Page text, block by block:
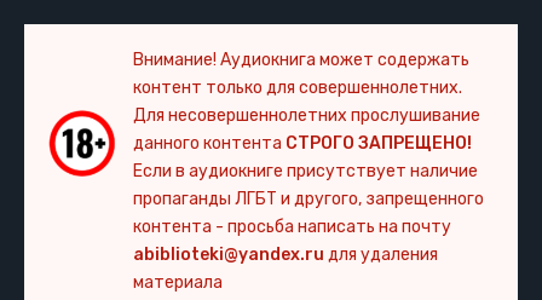
Внимание! Аудиокнига может содержать
контент только для совершеннолетних.
Для несовершеннолетних прослушивание
данного контента СТРОГО ЗАПРЕЩЕНО!
Если в аудиокниге присутствует наличие
пропаганды ЛГБТ и другого, запрещенного
контента - просьба написать на почту
abiblioteki@yandex.ru для удаления
материала